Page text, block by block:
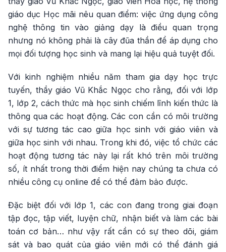
giáo dục Học mãi nêu quan điểm: việc ứng dụng công
nghệ thông tin vào giảng dạy là điều quan trọng
nhưng nó không phải là cây đũa thần để áp dụng cho
mọi đối tượng học sinh và mang lại hiệu quả tuyệt đối.
Với kinh nghiệm nhiều năm tham gia dạy học trực
tuyến, thầy giáo Vũ Khắc Ngọc cho rằng, đối với lớp
1, lớp 2, cách thức mà học sinh chiếm lĩnh kiến thức là
thông qua các hoạt động. Các con cần có môi trường
với sự tương tác cao giữa học sinh với giáo viên và
giữa học sinh với nhau. Trong khi đó, việc tổ chức các
hoạt động tương tác này lại rất khó trên môi trường
số, ít nhất trong thời điểm hiện nay chúng ta chưa có
nhiều công cụ online để có thể đảm bảo được.
Đặc biệt đối với lớp 1, các con đang trong giai đoạn
tập đọc, tập viết, luyện chữ, nhận biết và làm các bài
toán cơ bản… như vậy rất cần có sự theo dõi, giám
sát và bao quát của giáo viên mới có thể đánh giá